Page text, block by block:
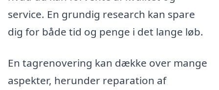
service. En grundig research kan spare
dig for både tid og penge i det lange løb.
En tagrenovering kan dække over mange
aspekter, herunder reparation af